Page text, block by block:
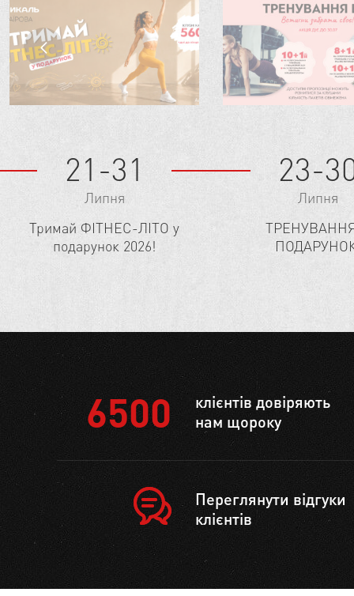
21-31
Липня
Тримай ФІТНЕС-ЛІТО у
подарунок 2026!
23-
Липня
6500
клієнтів довіряють
нам щороку
Переглянути відгуки
клієнтів